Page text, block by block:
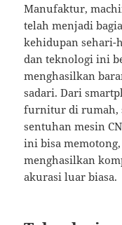
Manufaktur,
telah menjadi
kehidupan sehari-
dan teknologi ini
menghasilkan
sadari. Dari
furnitur di rumah,
sentuhan mesin
ini bisa
menghasilkan
akurasi luar biasa.